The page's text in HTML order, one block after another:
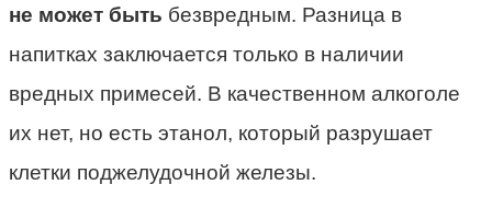
не может быть безвредным. Разница в
напитках заключается только в наличии
вредных примесей. В качественном алкоголе
их нет, но есть этанол, который разрушает
клетки поджелудочной железы.